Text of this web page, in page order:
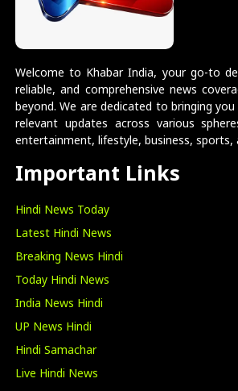
Welcome to Khabar India, your go-to
reliable, and comprehensive news
beyond. We are dedicated to bringing
relevant updates across various
entertainment, lifestyle, business, sports,
Important Links
Hindi News Today
Latest Hindi News
Breaking News Hindi
Today Hindi News
India News Hindi
UP News Hindi
Hindi Samachar
Live Hindi News